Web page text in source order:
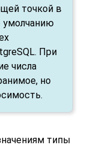
точкой в
умолчанию
При
числа
но
типы